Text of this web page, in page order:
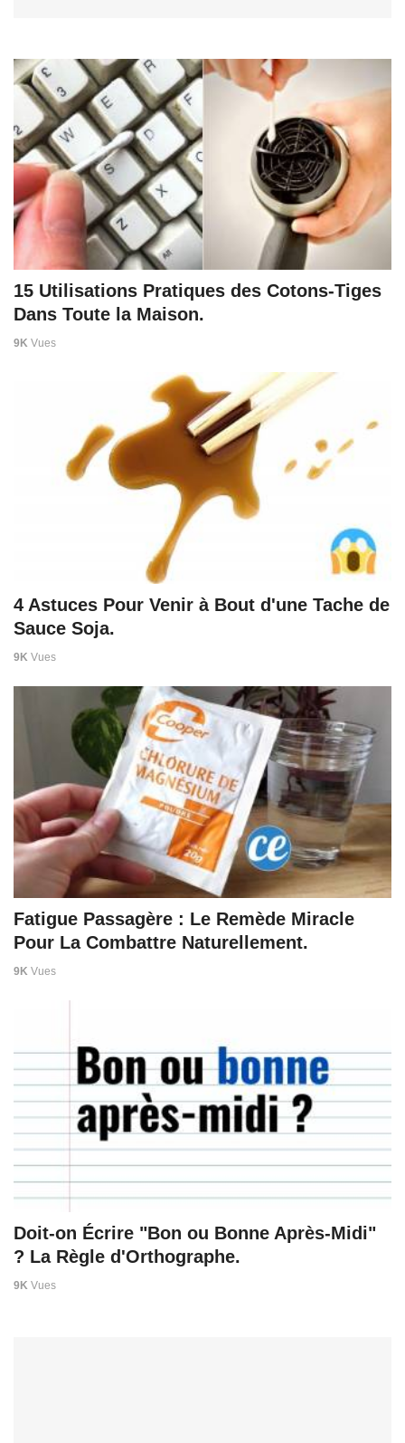
15 Utilisations Pratiques des Cotons-Tiges
Dans Toute la Maison.
9K Vues
4 Astuces Pour Venir à Bout d'une Tache de
Sauce Soja.
9K Vues
Fatigue Passagère : Le Remède Miracle
Pour La Combattre Naturellement.
9K Vues
Doit-on Écrire "Bon ou Bonne Après-Midi"
? La Règle d'Orthographe.
9K Vues